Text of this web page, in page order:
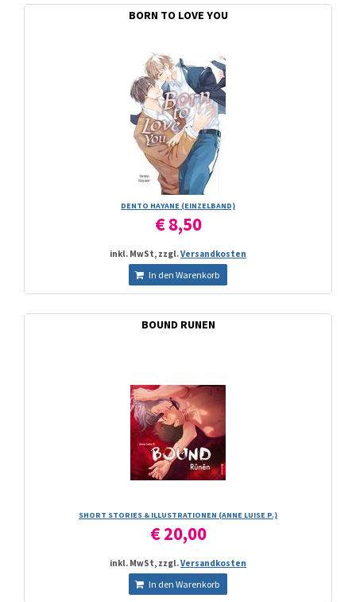
BORN TO LOVE YOU
DENTO HAYANE (EINZELBAND)
€ 8,50
inkl. MwSt, zzgl.Versandkosten
In den Warenkorb
BOUND RUNEN
SHORT STORIES & ILLUSTRATIONEN (ANNE LUISE P.)
€ 20,00
inkl. MwSt, zzgl.Versandkosten
In den Warenkorb